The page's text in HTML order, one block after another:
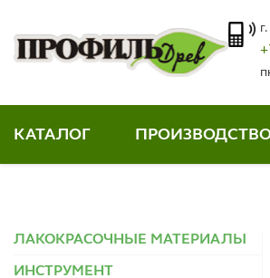
КАТАЛОГ
ЛАКОКРАСОЧНЫЕ МАТЕРИАЛЫ
ИНСТРУМЕНТ